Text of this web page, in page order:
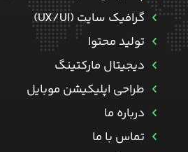
گرافیک سایت (UX/UI)
تولید محتوا
دیجیتال مارکتینگ
طراحی اپلیکیشن موبایل
درباره ما
تماس با ما